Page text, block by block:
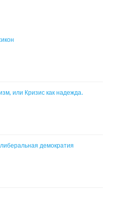
или Кризис как надежда.
демократия